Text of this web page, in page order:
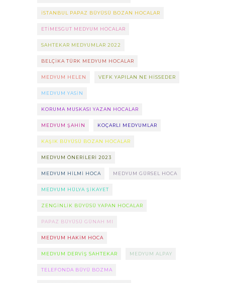
ISTANBUL PAPAZ BÜYÜSÜ BOZAN HOCALAR
ETIMESGUT MEDYUM HOCALAR
SAHTEKAR MEDYUMLAR 2022
BELÇIKA TÜRK MEDYUM HOCALAR
MEDYUM HELEN VEFK YAPILAN NE HISSEDER
MEDYUM YASIN
KORUMA MUSKASI YAZAN HOCALAR
MEDYUM ŞAHIN KOÇARLI MEDYUMLAR
KAŞIK BÜYÜSÜ BOZAN HOCALAR
MEDYUM ÖNERILERI 2023
MEDYUM HILMI HOCA MEDYUM GÜRSEL HOCA
MEDYUM HÜLYA ŞIKAYET
ZENGINLIK BÜYÜSÜ YAPAN HOCALAR
PAPAZ BÜYÜSÜ GÜNAH MI
MEDYUM HAKIM HOCA
MEDYUM DERVIŞ SAHTEKAR MEDYUM ALPAY
TELEFONDA BÜYÜ BOZMA